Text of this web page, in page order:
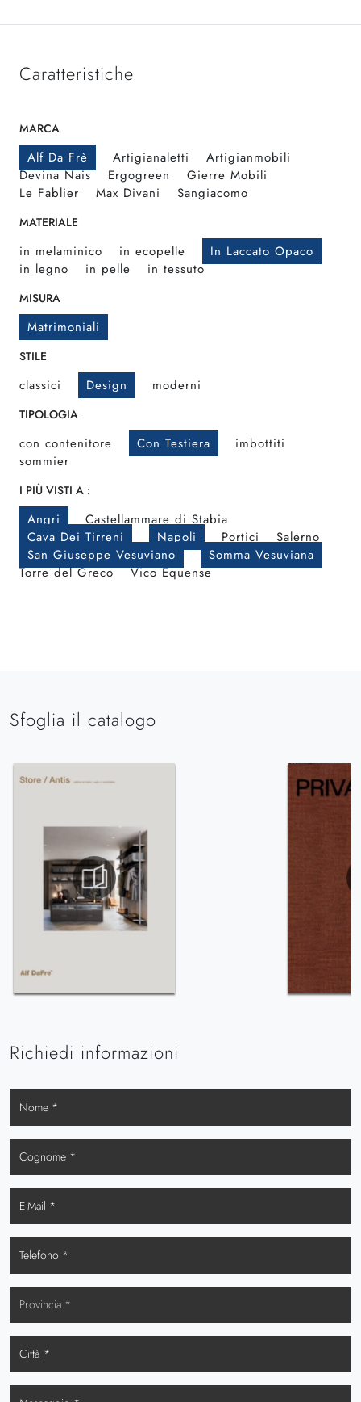
Caratteristiche
MARCA
Alf Da Frè Artigianaletti
Artigianmobili
Devina Nais
Ergogreen
Gierre Mobili
Le Fablier
Max Divani Sangiacomo
MATERIALE
in melaminico in ecopelle
In Laccato Opaco
in legno
in pelle in tessuto
MISURA
Matrimoniali
STILE
classici Design moderni
TIPOLOGIA
con contenitore Con Testiera
imbottiti
sommier
I PIÙ VISTI A :
Angri
Castellammare di Stabia
Cava Dei Tirreni
Napoli Portici
Salerno
San Giuseppe Vesuviano
Somma Vesuviana
Torre del Greco
Vico Equense
Sfoglia il catalogo
Richiedi informazioni